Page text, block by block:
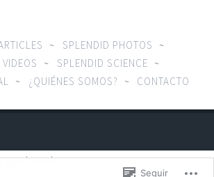
SPLENDID PHOTOS
SPLENDID SCIENCE
¿QUIÉNES SOMOS? CONTACTO
Seguir
gusta esto: